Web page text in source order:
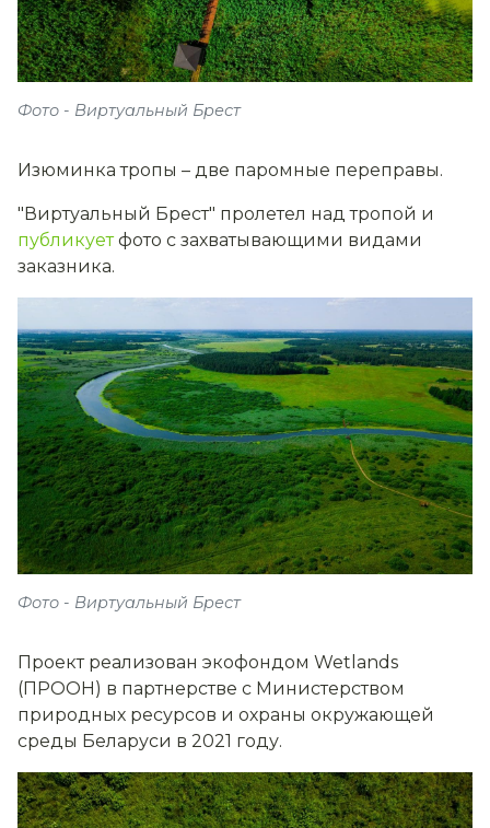
Фото - Виртуальный Брест
Изюминка тропы – две паромные переправы.
"Виртуальный Брест" пролетел над тропой и
публикуетфото с захватывающими видами
заказника.
Фото - Виртуальный Брест
Проект реализован экофондом Wetlands
(ПРООН) в партнерстве с Министерством
природных ресурсов и охраны окружающей
среды Беларуси в 2021 году.